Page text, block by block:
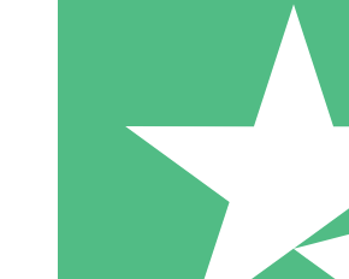
Paquetes de Créditos
Paga según el uso con créditos de
10 00